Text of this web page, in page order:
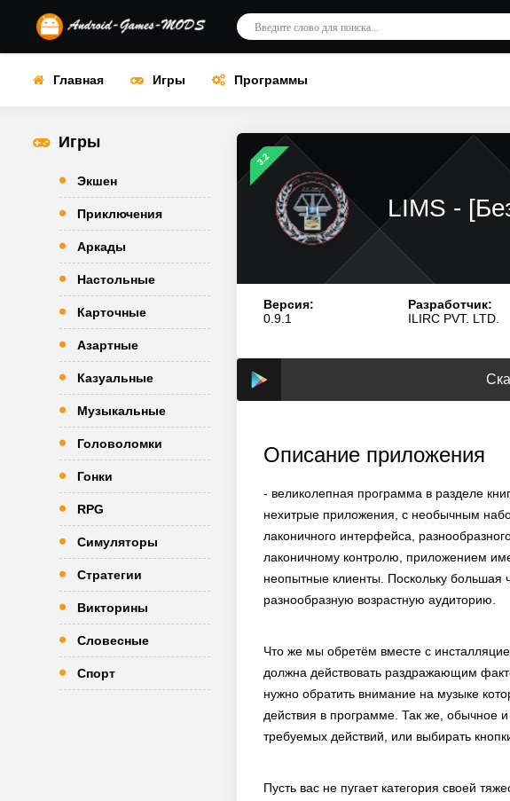
Главная Игры Программы
Игры
Экшен
Приключения
Аркады
Настольные
Карточные
Азартные
Казуальные
Музыкальные
Головоломки
Гонки
RPG
Симуляторы
Стратегии
Викторины
Словесные
Спорт
3.2
LIMS -
Версия:
0.9.1
Разработчик:
ILIRC PVT. LTD.
Описание приложения
- великолепная программа в разделе
нехитрые приложения, с необычным
лаконичного интерфейса,
лаконичному контролю, приложением
неопытные клиенты. Поскольку большая
разнообразную возрастную аудиторию.
Что же мы обретём вместе с
должна действовать раздражающим
нужно обратить внимание на музыке
действия в программе. Так же, обычное
требуемых действий, или выбирать
Пусть вас не пугает категория своей